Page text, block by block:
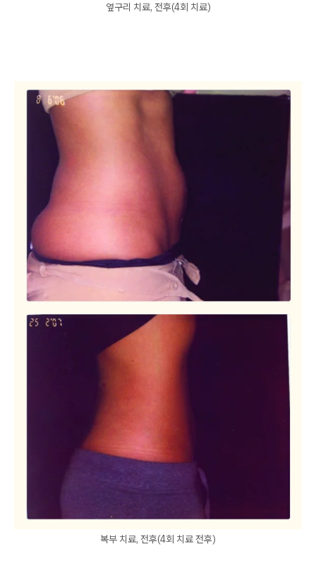
옆구리 치료, 전후(4회 치료)
복부 치료, 전후(4회 치료 전후)